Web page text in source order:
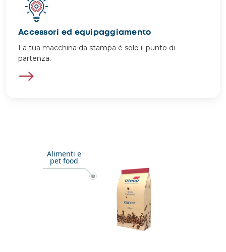
Accessori ed equipaggiamento
La tua macchina da stampa è solo il punto di
partenza.
Alimenti e
pet food